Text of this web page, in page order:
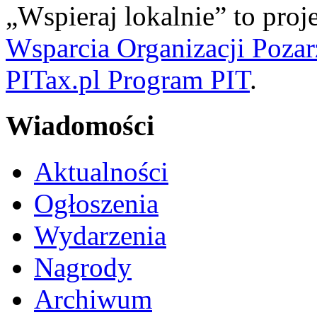
„Wspieraj lokalnie” to
Wsparcia Organizacji
PITax.pl Program PIT.
Wiadomości
Aktualności
Ogłoszenia
Wydarzenia
Nagrody
Archiwum